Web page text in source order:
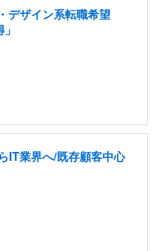
デザイン系転職希望
IT業界へ/既存顧客中心